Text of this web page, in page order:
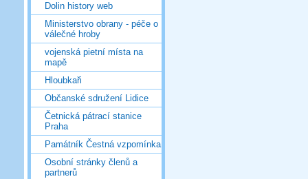
Dolin history web
Ministerstvo obrany - péče o
válečné hroby
vojenská pietní místa na
mapě
Hloubkaři
Občanské sdružení Lidice
Četnická pátrací stanice
Praha
Památník Čestná vzpomínka
Osobní stránky členů a
partnerů